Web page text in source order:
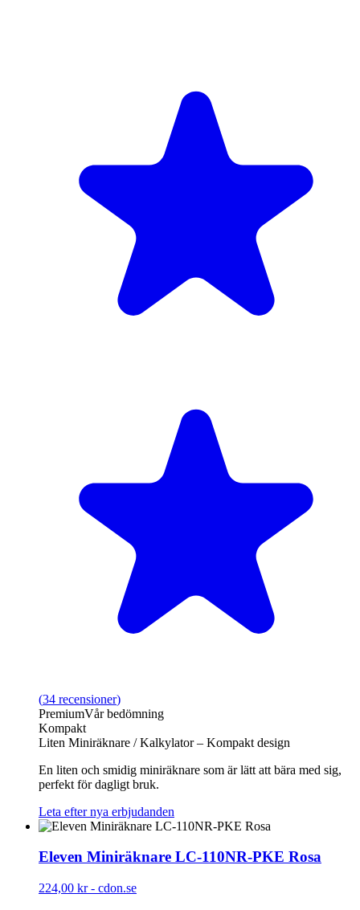
(34 recensioner)
PremiumVår bedömning
Kompakt
Liten Miniräknare / Kalkylator – Kompakt design
En liten och smidig miniräknare som är lätt att bära med sig,
perfekt för dagligt bruk.
Leta efter nya erbjudanden
Eleven Miniräknare LC-110NR-PKE Rosa
224,00 kr- cdon.se